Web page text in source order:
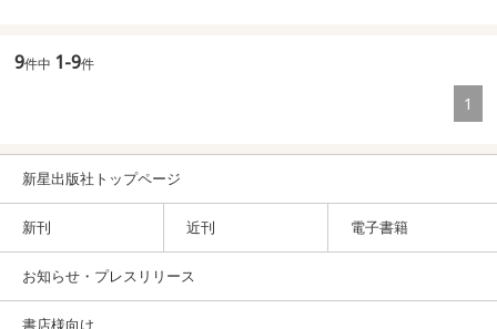
9件中 1-9件
1
新星出版社トップページ
新刊 近刊 電子書籍
お知らせ・プレスリリース
書店様向け